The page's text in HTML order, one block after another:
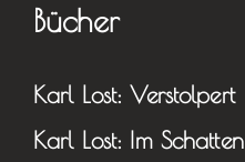
Bücher
Karl Lost: Verstolpert
Karl Lost: Im Schatten